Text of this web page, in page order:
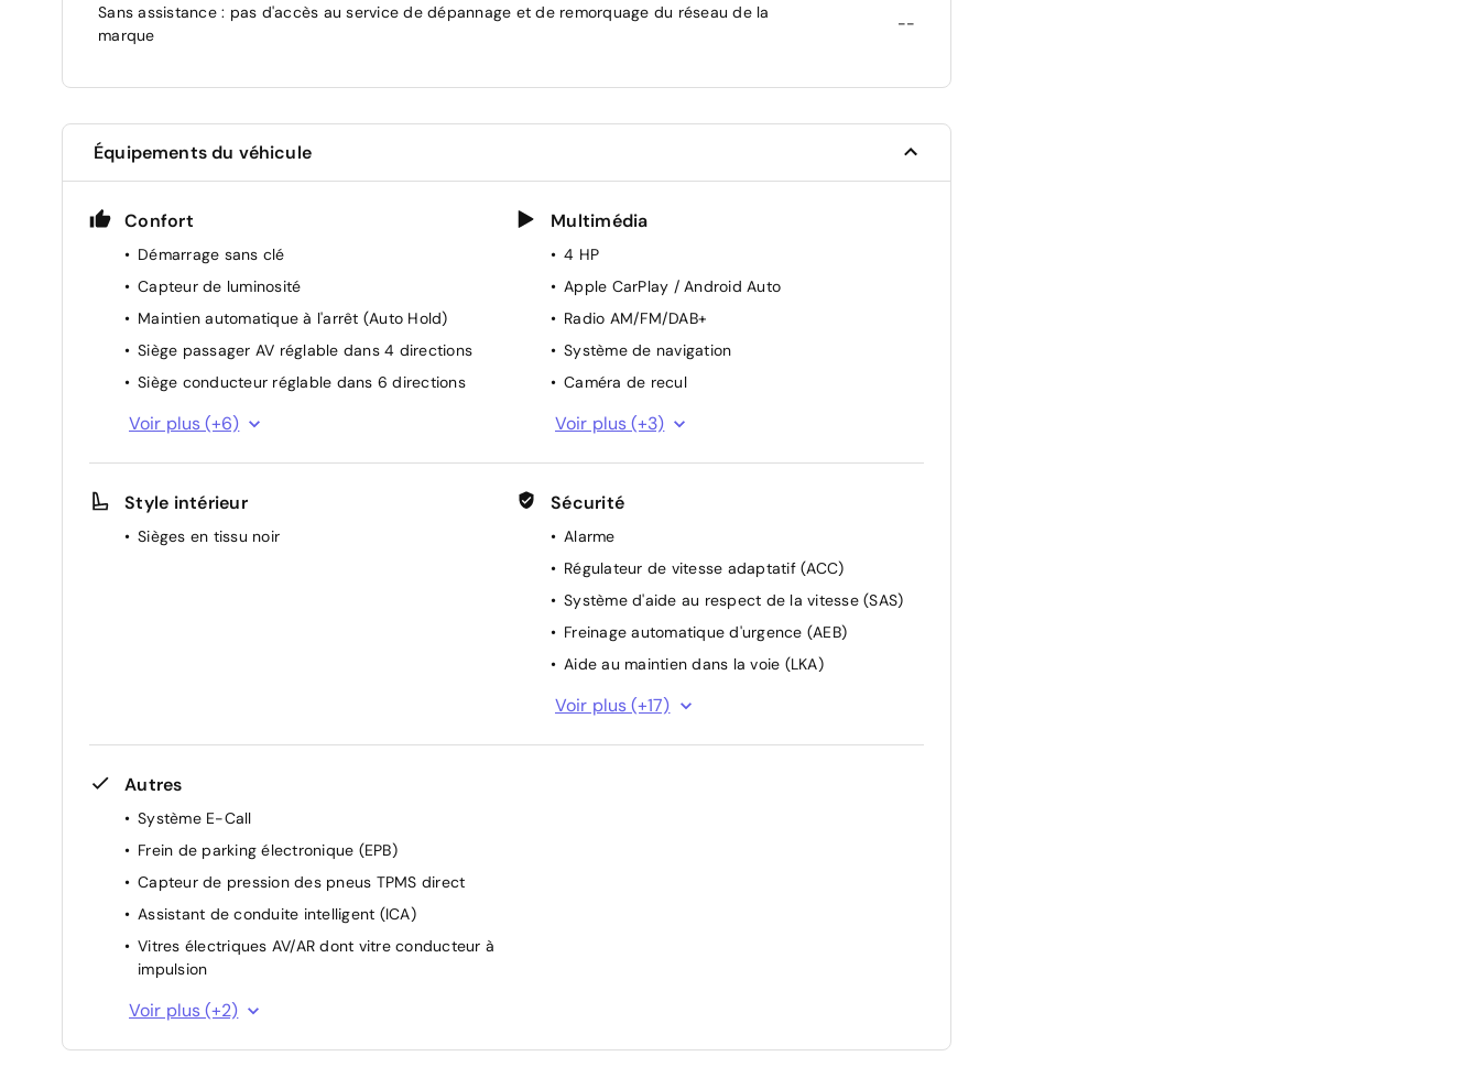
Sans assistance : pas d'accès au service de dépannage et de remorquage du réseau de la
marque
--
Équipements du véhicule
Confort
Démarrage sans clé
Capteur de luminosité
Maintien automatique à l'arrêt (Auto Hold)
Siège passager AV réglable dans 4 directions
Siège conducteur réglable dans 6 directions
Rétroviseurs extétierurs électriques et
chauffants
Climatisation automatique
Accoudoir central AV
Pare-soleils avec miroir de courtoisie
Voir plus (+6)
Multimédia
4 HP
Apple CarPlay / Android Auto
Radio AM/FM/DAB+
Système de navigation
Caméra de recul
Ecran tactile 10,25"
Voir plus (+3)
Style intérieur
Sièges en tissu noir
Sécurité
Alarme
Régulateur de vitesse adaptatif (ACC)
Système d'aide au respect de la vitesse (SAS)
Freinage automatique d'urgence (AEB)
Aide au maintien dans la voie (LKA)
Feux antibrouillard AR
Avertissement de changement de voie (LDW)
Voir plus (+17)
Autres
Système E-Call
Frein de parking électronique (EPB)
Capteur de pression des pneus TPMS direct
Assistant de conduite intelligent (ICA)
Vitres électriques AV/AR dont vitre conducteur à
impulsion
Jantes acier 16'' avec enjoliveur aérodynamique
noir (215/60 R16)
Banquette AR rabattable 60:40 avec 2 prises
Voir plus (+2)